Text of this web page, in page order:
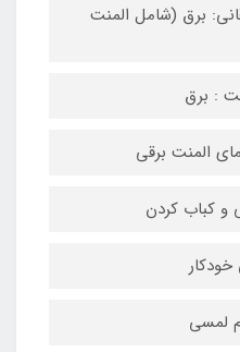
برق (شامل المنت
: برق
المنت برقی
و کباب کردن
لمسی